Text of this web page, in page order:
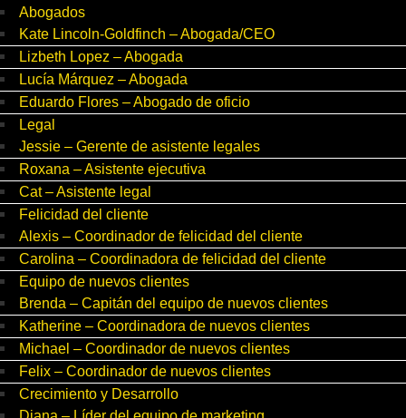
Abogados
Kate Lincoln-Goldfinch – Abogada/CEO
Lizbeth Lopez – Abogada
Lucía Márquez – Abogada
Eduardo Flores – Abogado de oficio
Legal
Jessie – Gerente de asistente legales
Roxana – Asistente ejecutiva
Cat – Asistente legal
Felicidad del cliente
Alexis – Coordinador de felicidad del cliente
Carolina – Coordinadora de felicidad del cliente
Equipo de nuevos clientes
Brenda – Capitán del equipo de nuevos clientes
Katherine – Coordinadora de nuevos clientes
Michael – Coordinador de nuevos clientes
Felix – Coordinador de nuevos clientes
Crecimiento y Desarrollo